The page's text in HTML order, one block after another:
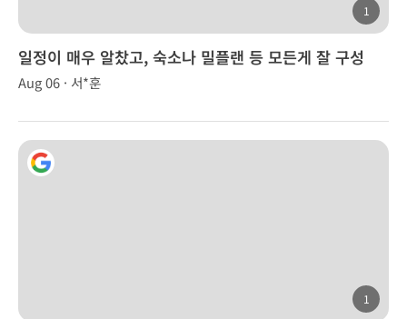
1
일정이 매우 알찼고, 숙소나 밀플랜 등 모든게 잘 구성
Aug 06 · 서*훈
1